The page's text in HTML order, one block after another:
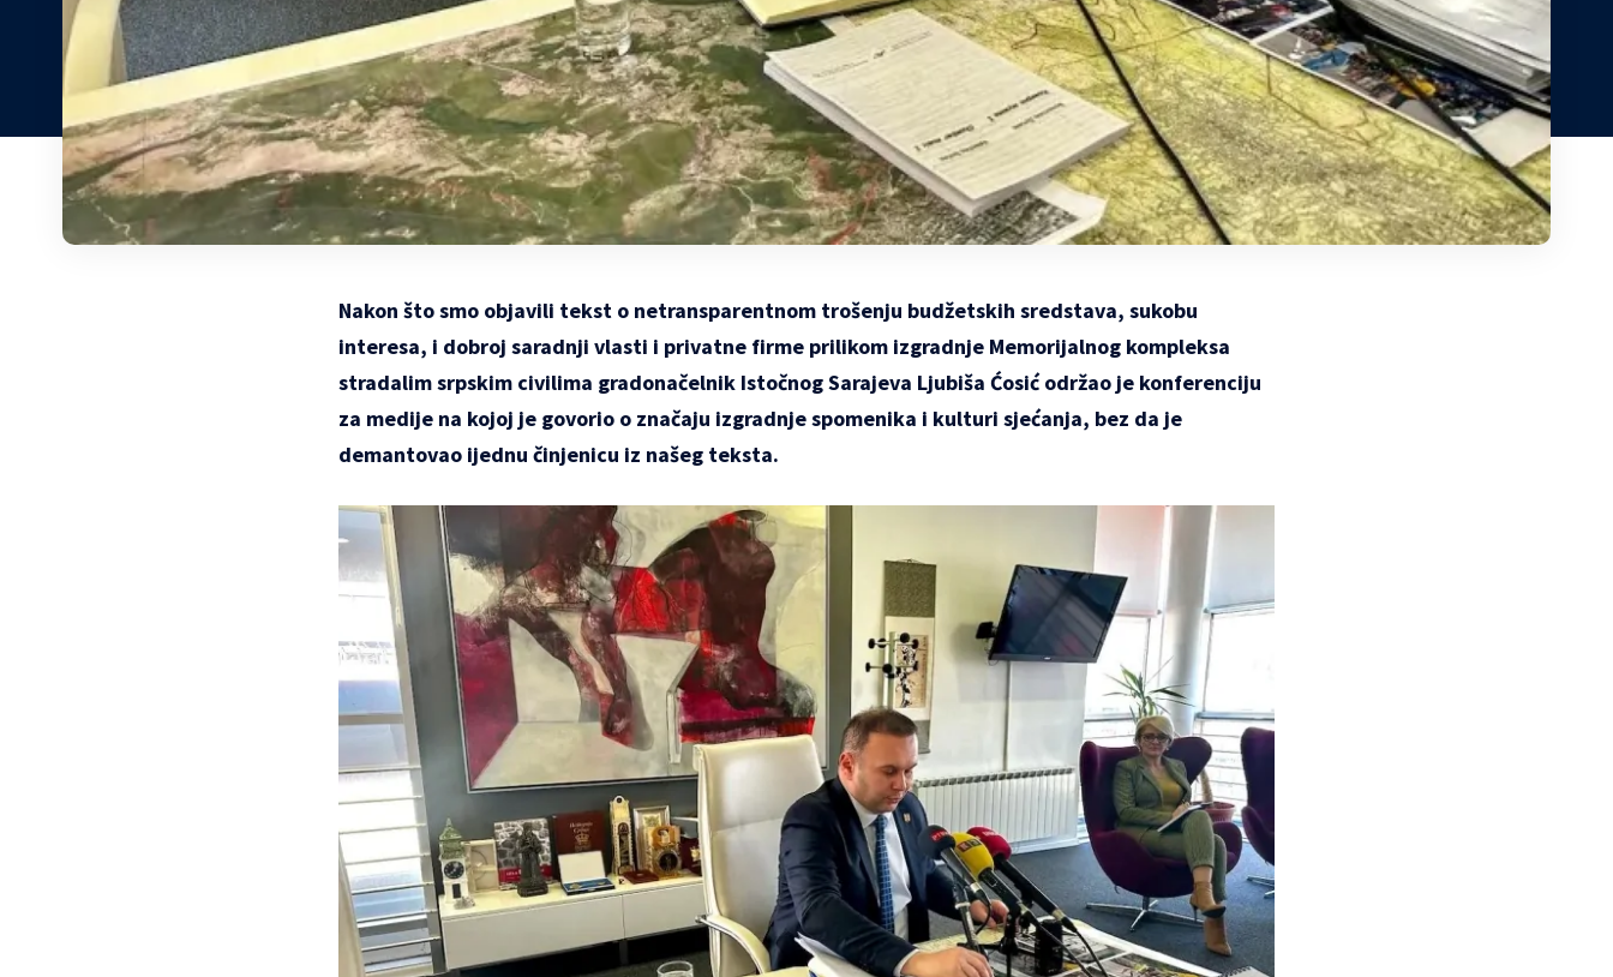
Nakon što smo objavili tekst o netransparentnom trošenju budžetskih sredstava, sukobu
interesa, i dobroj saradnji vlasti i privatne firme prilikom izgradnje Memorijalnog kompleksa
stradalim srpskim civilima gradonačelnik Istočnog Sarajeva Ljubiša Ćosić održao je konferenciju
za medije na kojoj je govorio o značaju izgradnje spomenika i kulturi sjećanja, bez da je
demantovao ijednu činjenicu iz našeg teksta.